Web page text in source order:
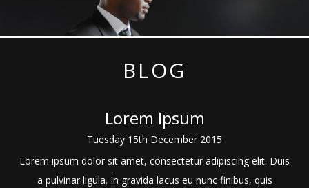
BLOG
Lorem Ipsum
Tuesday 15th December 2015
Lorem ipsum dolor sit amet, consectetur adipiscing elit. Duis
a pulvinar ligula. In gravida lacus eu nunc finibus, quis